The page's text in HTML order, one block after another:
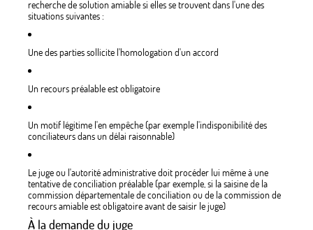
recherche de solution amiable si elles se trouvent dans l'une des
situations suivantes :
Une des parties sollicite l'homologation d'un accord
Un recours préalable est obligatoire
Un motif légitime l'en empêche (par exemple l'indisponibilité des
conciliateurs dans un délai raisonnable)
Le juge ou l'autorité administrative doit procéder lui même à une
tentative de conciliation préalable (par exemple, si la saisine de la
commission départementale de conciliation ou de la commission de
recours amiable est obligatoire avant de saisir le juge)
À la demande du juge